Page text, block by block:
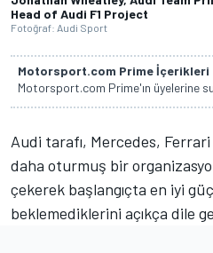
Head of Audi F1 Project
Fotoğraf: Audi Sport
Motorsport.com Prime İçerikleri
Motorsport.com Prime'ın üyelerine
Audi tarafı, Mercedes,
daha oturmuş bir
çekerek başlangıçta en iyi
beklemediklerini açıkça dile